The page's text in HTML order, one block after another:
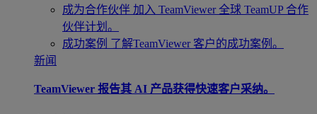
成为合作伙伴 加入 TeamViewer 全球 TeamUP 合作
伙伴计划。
成功案例 了解TeamViewer 客户的成功案例。
新闻
TeamViewer 报告其 AI 产品获得快速客户采纳。